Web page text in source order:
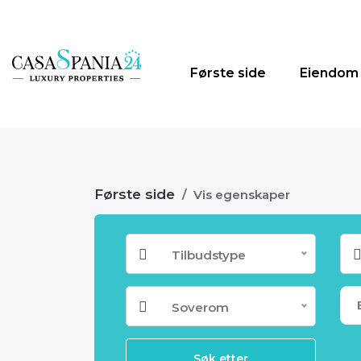
Første side Eiendom
Første side / Vis egenskaper
Tilbudstype
Soverom